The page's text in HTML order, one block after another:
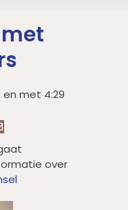
met 4:29
over